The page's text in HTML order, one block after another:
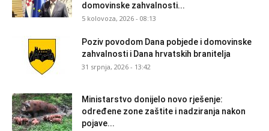
domovinske zahvalnosti...
5 kolovoza, 2026 - 08:13
Poziv povodom Dana pobjede i domovinske
zahvalnosti i Dana hrvatskih branitelja
31 srpnja, 2026 - 13:42
Ministarstvo donijelo novo rješenje:
određene zone zaštite i nadziranja nakon
pojave...